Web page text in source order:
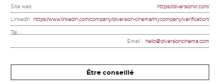
Site web https://diversionxr.com/
LinkedIn https://www.linkedin.com/company/diversion-cinema/mycompany/verification/
Tél. :
Email : hello@diversioncinema.com
Être conseillé